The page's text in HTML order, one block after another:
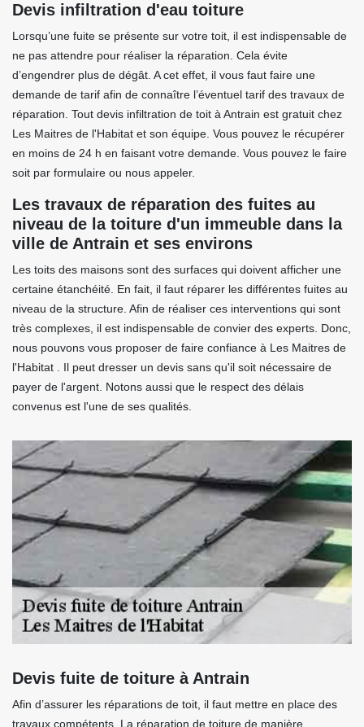
Devis infiltration d'eau toiture
Lorsqu’une fuite se présente sur votre toit, il est indispensable de
ne pas attendre pour réaliser la réparation. Cela évite
d’engendrer plus de dégât. A cet effet, il vous faut faire une
demande de tarif afin de connaître l’éventuel tarif des travaux de
réparation. Tout devis infiltration de toit à Antrain est gratuit chez
Les Maitres de l'Habitat et son équipe. Vous pouvez le récupérer
en moins de 24 h en faisant votre demande. Vous pouvez le faire
soit par formulaire ou nous appeler.
Les travaux de réparation des fuites au
niveau de la toiture d'un immeuble dans la
ville de Antrain et ses environs
Les toits des maisons sont des surfaces qui doivent afficher une
certaine étanchéité. En fait, il faut réparer les différentes fuites au
niveau de la structure. Afin de réaliser ces interventions qui sont
très complexes, il est indispensable de convier des experts. Donc,
nous pouvons vous proposer de faire confiance à Les Maitres de
l'Habitat . Il peut dresser un devis sans qu'il soit nécessaire de
payer de l'argent. Notons aussi que le respect des délais
convenus est l'une de ses qualités.
Devis fuite de toiture à Antrain
Afin d’assurer les réparations de toit, il faut mettre en place des
travaux compétents. La réparation de toiture de manière